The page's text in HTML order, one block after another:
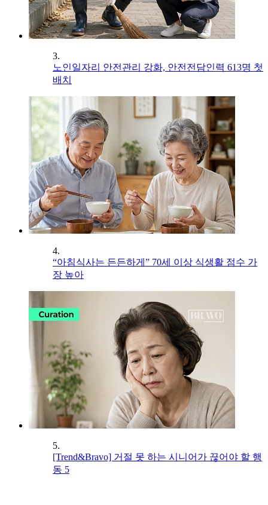
3.
노인일자리 안전관리 강화, 안전전담인력 613명 첫
배치
4.
“아침식사는 든든하게” 70세 이상 식생활 점수 가
장 높아
5.
[Trend&Bravo] 거절 못 하는 시니어가 끊어야 할 행
동 5